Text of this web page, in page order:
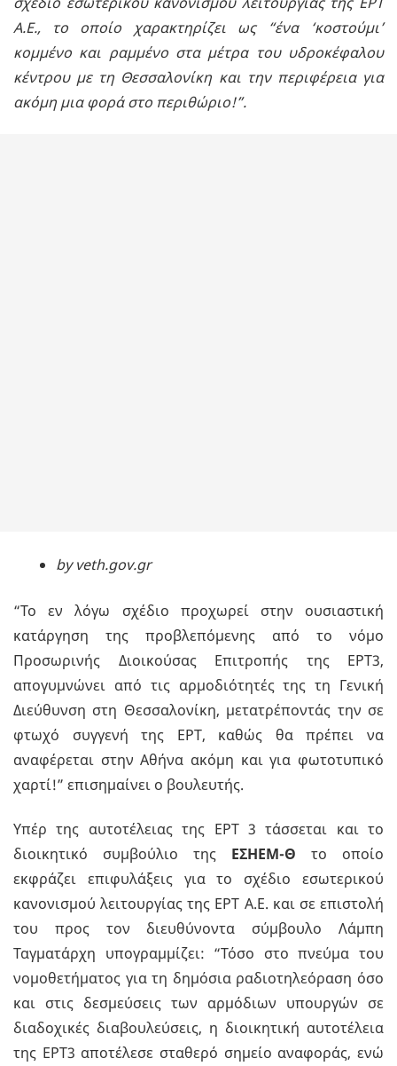
Α.Ε., το οποίο χαρακτηρίζει ως “ένα ‘κοστούμι’
κομμένο και ραμμένο στα μέτρα του υδροκέφαλου
κέντρου με τη Θεσσαλονίκη και την περιφέρεια για
ακόμη μια φορά στο περιθώριο!”.
by veth.gov.gr
“Το εν λόγω σχέδιο προχωρεί στην ουσιαστική
κατάργηση της προβλεπόμενης από το νόμο
Προσωρινής Διοικούσας Επιτροπής της ΕΡΤ3,
απογυμνώνει από τις αρμοδιότητές της τη Γενική
Διεύθυνση στη Θεσσαλονίκη, μετατρέποντάς την σε
φτωχό συγγενή της ΕΡΤ, καθώς θα πρέπει να
αναφέρεται στην Αθήνα ακόμη και για φωτοτυπικό
χαρτί!” επισημαίνει ο βουλευτής.
Υπέρ της αυτοτέλειας της ΕΡΤ 3 τάσσεται και το
διοικητικό συμβούλιο της ΕΣΗΕΜ-Θ το οποίο
εκφράζει επιφυλάξεις για το σχέδιο εσωτερικού
κανονισμού λειτουργίας της ΕΡΤ Α.Ε. και σε επιστολή
του προς τον διευθύνοντα σύμβουλο Λάμπη
Ταγματάρχη υπογραμμίζει: “Τόσο στο πνεύμα του
νομοθετήματος για τη δημόσια ραδιοτηλεόραση όσο
και στις δεσμεύσεις των αρμόδιων υπουργών σε
διαδοχικές διαβουλεύσεις, η διοικητική αυτοτέλεια
της ΕΡΤ3 αποτέλεσε σταθερό σημείο αναφοράς, ενώ